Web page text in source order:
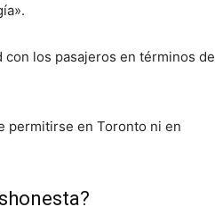
los pasajeros en términos de
permitirse en Toronto ni en